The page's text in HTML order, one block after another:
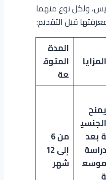
ولكل نوع منهما
قبل التقديم:
المزايا
المدة
المتوق
عة
يمنح
الجنسي
ة بعد
دراسة
موسع
ة
من 6
إلى 12
شهر